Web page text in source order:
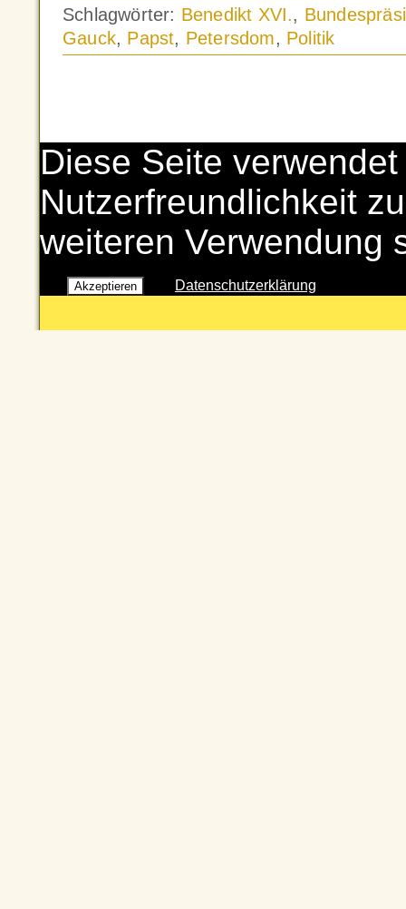
Schlagwörter: Benedikt XVI.,
Gauck, Papst, Petersdom, Politik
Diese Seite
Nutzerfreundlichkeit
weiteren Verwendung
Akzeptieren Datenschutzerklärung